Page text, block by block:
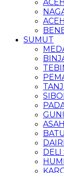
SUMUT
DAIRI
DELI